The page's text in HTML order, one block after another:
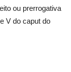
ou prerrogativa
V do caput do